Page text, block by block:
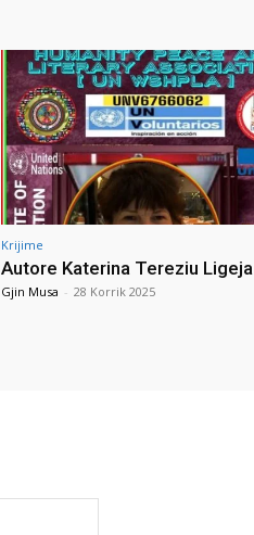
Krijime
Autore Katerina Tereziu Ligeja
Gjin Musa - 28 Korrik 2025